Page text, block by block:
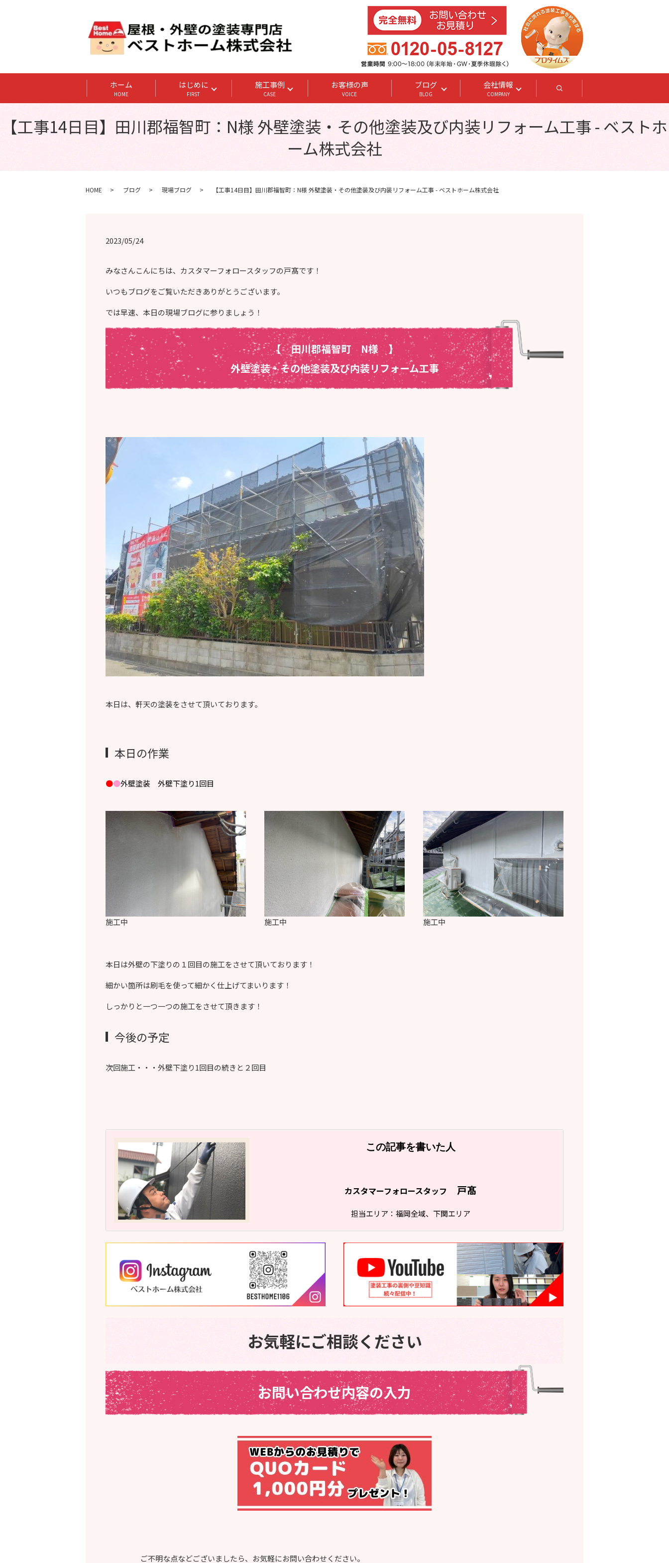
ホーム
HOME
はじめに
FIRST
施工事例
CASE
お客様の声
VOICE
ブログ
BLOG
会社情報
COMPANY search
【工事14日目】田川郡福智町：N様 外壁塗装・その他塗装及び内装リフォーム工事 - ベストホ
ーム株式会社
HOME ブログ 現場ブログ 【工事14日目】田川郡福智町：N様 外壁塗装・その他塗装及び内装リフォーム工事 - ベストホーム株式会社
2023/05/24
みなさんこんにちは、カスタマーフォロースタッフの戸髙です！
いつもブログをご覧いただきありがとうございます。
では早速、本日の現場ブログに参りましょう！
【 田川郡福智町 N様】
外壁塗装・その他塗装及び内装リフォーム工事
本日は、軒天の塗装をさせて頂いております。
本日の作業
●●外壁塗装 外壁下塗り1回目
施工中 施工中 施工中
本日は外壁の下塗りの１回目の施工をさせて頂いております！
細かい箇所は刷毛を使って細かく仕上げてまいります！
しっかりと一つ一つの施工をさせて頂きます！
今後の予定
次回施工・・・外壁下塗り1回目の続きと２回目
この記事を書いた人
カスタマーフォロースタッフ 戸髙
担当エリア：福岡全域、下関エリア
お気軽にご相談ください
お問い合わせ内容の入力
ご不明な点などございましたら、お気軽にお問い合わせください。